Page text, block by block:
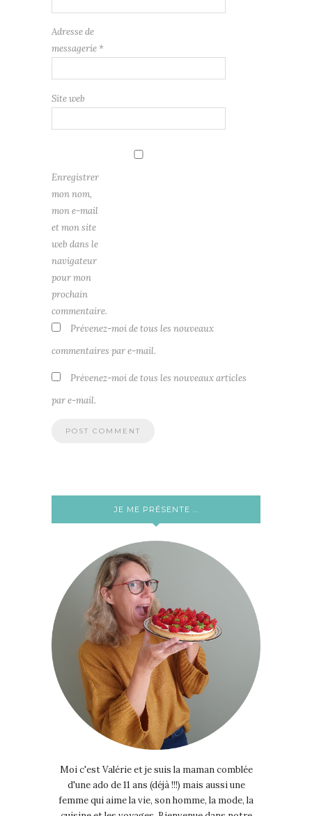
Adresse de
messagerie *
Site web
Enregistrer
mon nom,
mon e-mail
et mon site
web dans le
navigateur
pour mon
prochain
commentaire.
Prévenez-moi de tous les nouveaux
commentaires par e-mail.
Prévenez-moi de tous les nouveaux articles
par e-mail.
JE ME PRÉSENTE …
Moi c'est Valérie et je suis la maman comblée
d'une ado de 11 ans (déjà !!!) mais aussi une
femme qui aime la vie, son homme, la mode, la